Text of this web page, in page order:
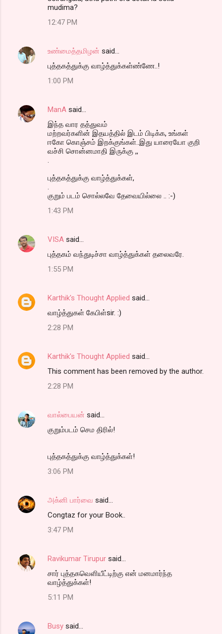
mudima?
12:47 PM
உண்மைத்தமிழன் said…
புத்தகத்துக்கு வாழ்த்துக்கள்ண்ணே..!
1:00 PM
ManA said…
இந்த வார தத்துவம்
மற்றவர்களின் இதயத்தில் இடம் பிடிக்க, உங்கள்
ஈகோ கொஞ்சம் இறக்குங்கள்..இது யாரையோ குறி
வச்சி சொன்னமாதி இருக்கு ,,
புத்தகத்துக்கு வாழ்த்துக்கள்,
குறும் படம் சொல்லவே தேவையில்லை .. :-)
1:43 PM
VISA said…
புத்தகம் வந்துடிச்சா வாழ்த்துக்கள் தலைவரே.
1:55 PM
Karthik's Thought Applied said…
வாழ்த்துகள் கேபிள்sir. :)
2:28 PM
Karthik's Thought Applied said…
This comment has been removed by the author.
2:28 PM
வால்பையன் said…
குறும்படம் செம திரில்!
புத்தகத்துக்கு வாழ்த்துக்கள்!
3:06 PM
அக்னி பார்வை said…
Congtaz for your Book..
3:47 PM
Ravikumar Tirupur said…
சார் புத்தகவெளியீட்டிற்கு என் மனமார்ந்த
வாழ்த்துக்கள்!
5:11 PM
Busy said…